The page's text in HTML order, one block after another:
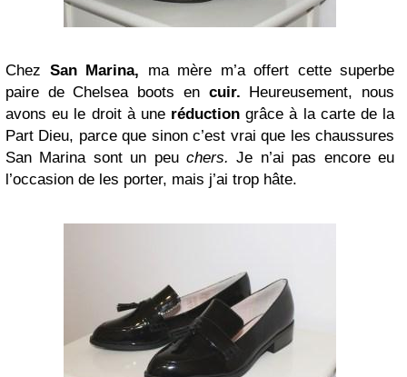
Chez San Marina, ma mère m’a offert cette superbe
paire de Chelsea boots en cuir. Heureusement, nous
avons eu le droit à une réduction grâce à la carte de la
Part Dieu, parce que sinon c’est vrai que les chaussures
San Marina sont un peu chers. Je n’ai pas encore eu
l’occasion de les porter, mais j’ai trop hâte.